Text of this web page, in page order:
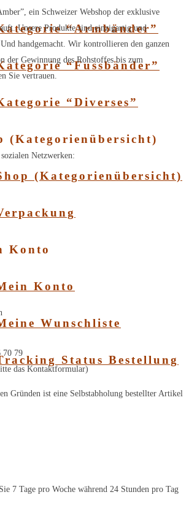
“Armbänder”
“Fussbänder”
“Diverses”
(Kategorienübersicht)
(Kategorienübersicht)
Konto
Konto
Wunschliste
Status Bestellung
ein Schweizer Webshop der exklusive
Unsere Produkte sind einzigartig und
handgemacht. Wir kontrollieren den ganzen
der Gewinnung des Rohstoffes bis zum
Sie vertrauen.
Netzwerken:
70 79
das Kontaktformular)
Gründen ist eine Selbstabholung bestellter Artikel
7 Tage pro Woche während 24 Stunden pro Tag